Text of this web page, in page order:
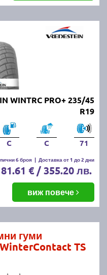
WINTRC PRO+ 235/45
R19
C C 71
6 броя | Доставка от 1 до 2 дни
€ / 355.20 лв.
виж повече
гуми
TS